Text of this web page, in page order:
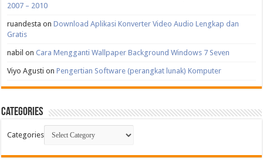
2007 – 2010
ruandesta onDownload Aplikasi Konverter Video Audio Lengkap dan
Gratis
nabil onCara Mengganti Wallpaper Background Windows 7 Seven
Viyo Agusti onPengertian Software (perangkat lunak) Komputer
Categories
Categories